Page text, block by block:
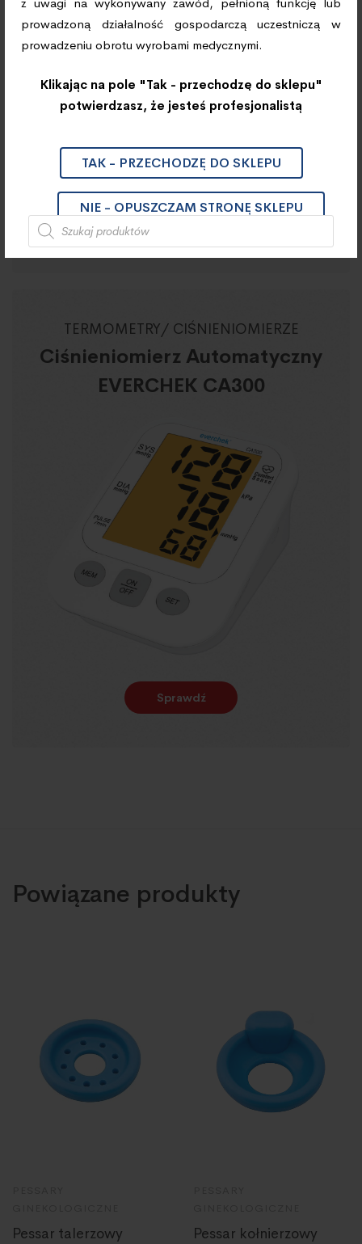
prowadzoną działalność gospodarczą uczestniczą w
prowadzeniu obrotu wyrobami medycznymi.
Klikając na pole "Tak - przechodzę do sklepu"
potwierdzasz, że jesteś profesjonalistą
TAK - PRZECHODZĘ DO SKLEPU
NIE - OPUSZCZAM STRONĘ SKLEPU
Szukaj
TERMOMETRY/ CIŚNIENIOMIERZE
Ciśnieniomierz Automatyczny
EVERCHEK CA300
Sprawdź
pessary
55 mm, 60 mm, 65 mm, 70 mm,
75 mm, 80 mm, 85 mm
Powiązane produkty
Pessar talerzowy
Pessar kołnierzowy